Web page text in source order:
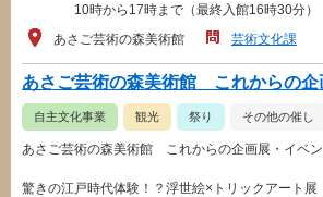
10時から17時まで（最終入館16時30分）
あさご芸術の森美術館
芸術文化課
あさご芸術の森美術館 これからの企
自主文化事業 観光 祭り その他の催し
あさご芸術の森美術館 これからの企画展・イベン
驚きの江戸時代体験！？浮世絵×トリックアート展